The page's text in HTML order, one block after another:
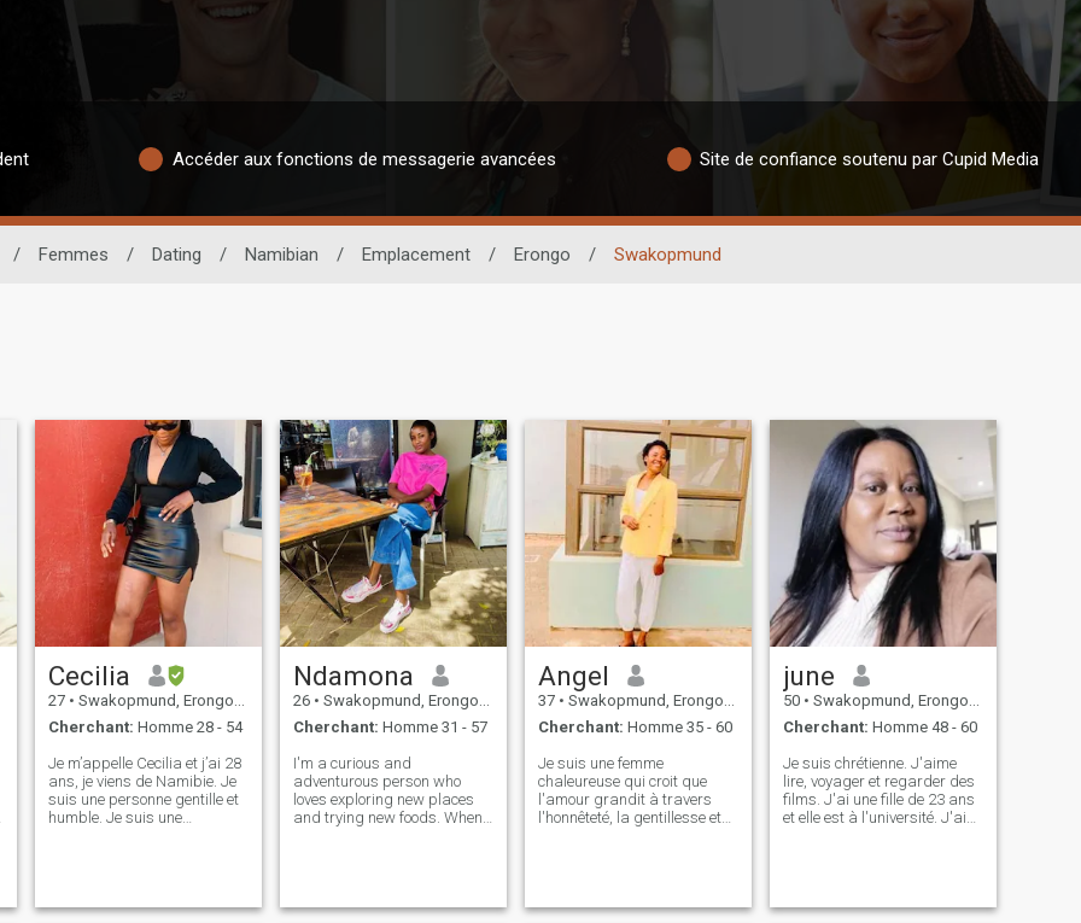
Accéder aux fonctions de messagerie avancées Site de confiance soutenu par Cupid Media
/ Femmes / Dating / Namibian / Emplacement / Erongo / Swakopmund
Cecilia
27 • Swakopmund, Erongo, Namibie
Cherchant: Homme 28 - 54
Je m’appelle Cecilia et j’ai 28
ans, je viens de Namibie. Je
suis une personne gentille et
humble. Je suis une
chercher un homme sérieux,
Ndamona
26 • Swakopmund, Erongo, Namibie
Cherchant: Homme 31 - 57
I'm a curious and
adventurous person who
loves exploring new places
and trying new foods. When
enjoy trying new experiences.
Angel
37 • Swakopmund, Erongo, Namibie
Cherchant: Homme 35 - 60
Je suis une femme
chaleureuse qui croit que
l'amour grandit à travers
l'honnêteté, la gentillesse et
rendent la vie agréable. Je
june
50 • Swakopmund, Erongo, Namibie
Cherchant: Homme 48 - 60
Je suis chrétienne. J'aime
lire, voyager et regarder des
films. J'ai une fille de 23 ans
et elle est à l'université. J'ai
dans le mariage. Je